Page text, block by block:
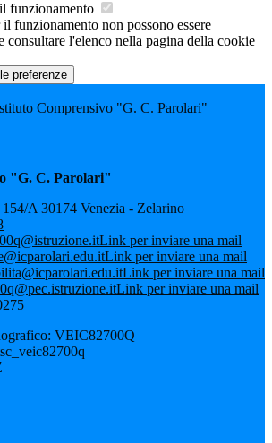
funzionamento
funzionamento non possono essere
consultare l'elenco nella pagina della cookie
preferenze
Comprensivo "G. C. Parolari"
"G. C. Parolari"
A 30174 Venezia - Zelarino
Link per inviare una mail
Link per inviare una mail
Link per inviare una mail
Link per inviare una mail
VEIC82700Q